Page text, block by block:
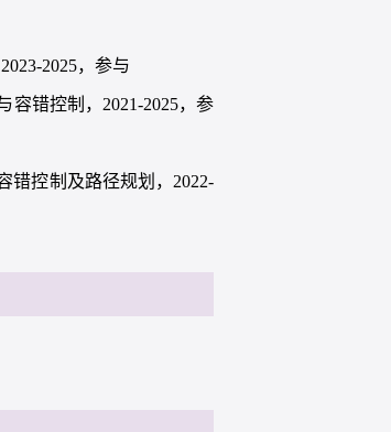
2025，参与
错控制，2021-2025，参
错控制及路径规划，2022-